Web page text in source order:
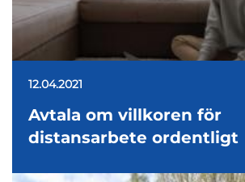
12.04.2021
Avtala om villkoren för
distansarbete ordentligt